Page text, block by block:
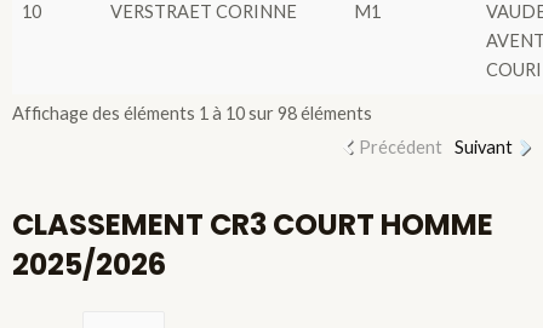
10 VERSTRAET CORINNE M1
Affichage des éléments 1 à 10 sur 98 éléments
Précédent
Suivant
CLASSEMENT CR3 COURT HOMME
2025/2026